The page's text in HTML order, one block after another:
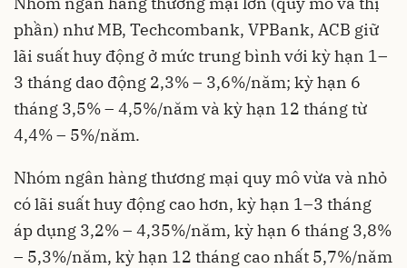
phần) như MB, Techcombank, VPBank, ACB giữ
lãi suất huy động ở mức trung bình với kỳ hạn 1–
3 tháng dao động 2,3% – 3,6%/năm; kỳ hạn 6
tháng 3,5% – 4,5%/năm và kỳ hạn 12 tháng từ
4,4% – 5%/năm.
Nhóm ngân hàng thương mại quy mô vừa và nhỏ
có lãi suất huy động cao hơn, kỳ hạn 1–3 tháng
áp dụng 3,2% – 4,35%/năm, kỳ hạn 6 tháng 3,8%
– 5,3%/năm, kỳ hạn 12 tháng cao nhất 5,7%/năm